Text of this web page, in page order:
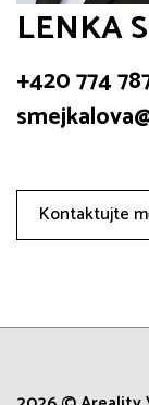
LENKA
+420 774
Kontaktujte